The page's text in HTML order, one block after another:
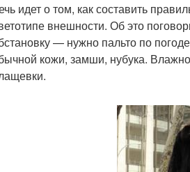
идет о том, как составить
внешности. Об это
— нужно пальто по
кожи, замши, нубука.